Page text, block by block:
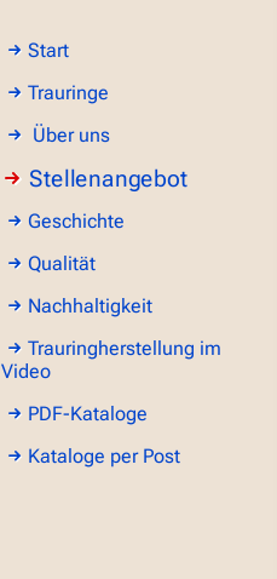
Start
Trauringe
Über uns
Stellenangebot
Geschichte
Qualität
Nachhaltigkeit
Trauringherstellung im
Video
PDF-Kataloge
Kataloge per Post